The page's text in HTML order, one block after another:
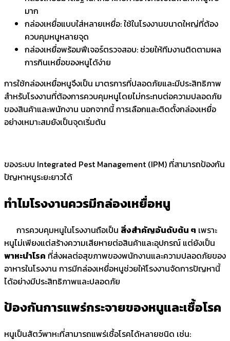
มาก
กล่องเหยื่อแบบใส่หลายเหยื่อ: ใช้ในโรงงานขนาดใหญ่ที่ต้อง
ควบคุมหนูหลายจุด
กล่องเหยื่อพร้อมฟีเจอร์ตรวจสอบ: ช่วยให้ทีมงานติดตามผล
การกินเหยื่อของหนูได้ง่าย
การใช้กล่องเหยื่อหนูจึงเป็น มาตรการที่ปลอดภัยและมีประสิทธิภาพ
สำหรับโรงงานที่ต้องการควบคุมหนูโดยไม่กระทบต่อความปลอดภัย
ของสินค้าและพนักงาน นอกจากนี้ การเลือกและติดตั้งกล่องเหยื่อ
อย่างเหมาะสมยังเป็นจุดเริ่มต้น
ของระบบ Integrated Pest Management (IPM) ที่สามารถป้องกัน
ปัญหาหนูระยะยาวได้
ทำไมโรงงานควรมีกล่องเหยื่อหนู
การควบคุมหนูในโรงงานถือเป็น สิ่งสำคัญอันดับต้น ๆ เพราะ
หนูไม่เพียงแต่สร้างความเสียหายต่อสินค้าและอุปกรณ์ แต่ยังเป็น
พาหะนำโรค ที่ส่งผลต่อสุขภาพของพนักงานและความปลอดภัยของ
อาหารในโรงงาน การมีกล่องเหยื่อหนูช่วยให้โรงงานจัดการปัญหานี้
ได้อย่างมีประสิทธิภาพและปลอดภัย
ป้องกันการแพร่กระจายของหนูและเชื้อโรค
หนูเป็นสัตว์พาหะที่สามารถแพร่เชื้อโรคได้หลายชนิด เช่น: